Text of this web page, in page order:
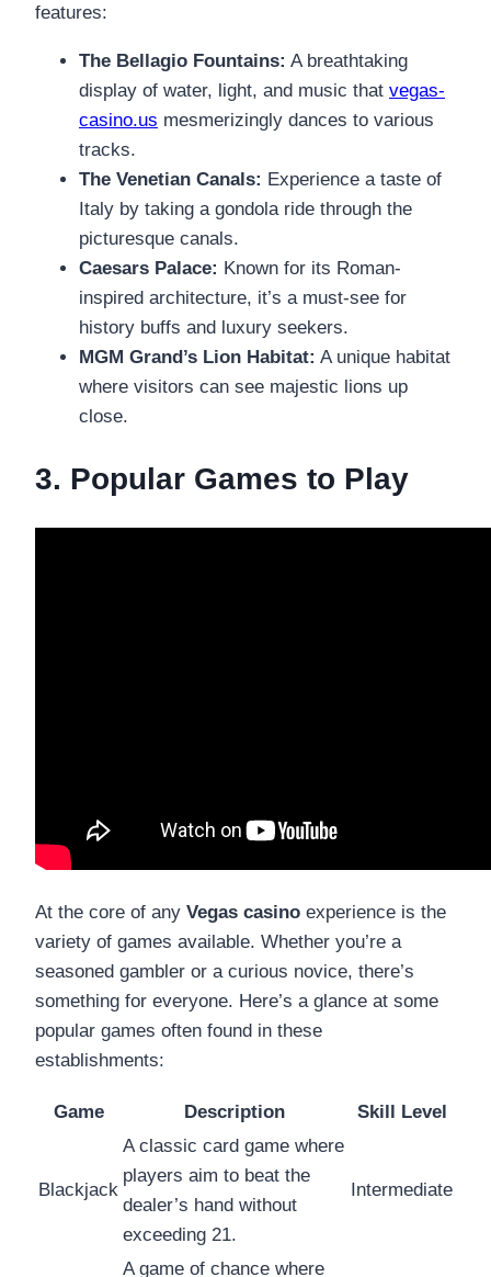
features:
The Bellagio Fountains: A breathtaking
display of water, light, and music that vegas-
casino.us mesmerizingly dances to various
tracks.
The Venetian Canals: Experience a taste of
Italy by taking a gondola ride through the
picturesque canals.
Caesars Palace: Known for its Roman-
inspired architecture, it’s a must-see for
history buffs and luxury seekers.
MGM Grand’s Lion Habitat: A unique habitat
where visitors can see majestic lions up
close.
3. Popular Games to Play
At the core of any Vegas casino experience is the
variety of games available. Whether you’re a
seasoned gambler or a curious novice, there’s
something for everyone. Here’s a glance at some
popular games often found in these
establishments:
Game Description Skill Level
Blackjack
A classic card game where
players aim to beat the
dealer’s hand without
exceeding 21.
Intermediate
A game of chance where